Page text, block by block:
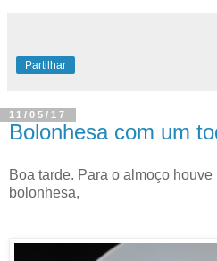
Partilhar
11/05/17
Bolonhesa com um
Boa tarde. Para o almoço
bolonhesa,